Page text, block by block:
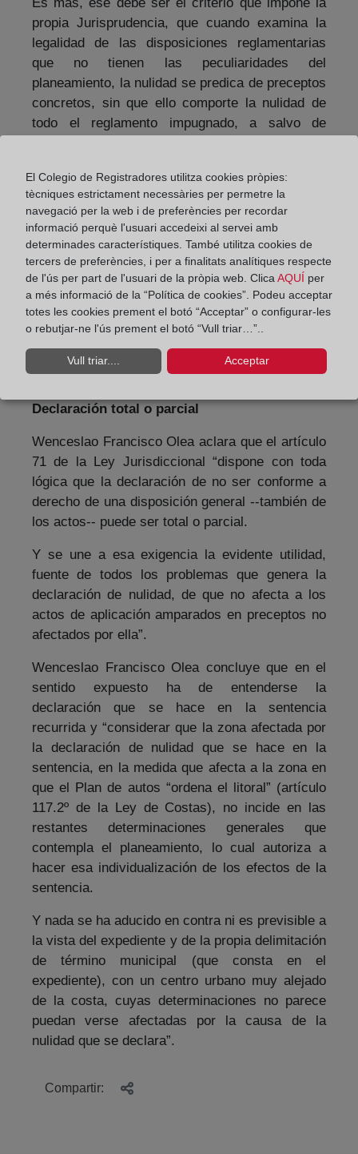
propia Jurisprudencia, que cuando examina la
legalidad de las disposiciones reglamentarias
que no tienen las peculiaridades del
planeamiento, la nulidad se predica de preceptos
concretos, sin que ello comporte la nulidad de
todo el reglamento impugnado, a salvo de
En este sentido, recuerda que la misma
jurisprudencia ofrece múltiples supuestos en
que, instándose por las partes recurrentes la
nulidad de todo un reglamento, las sentencias
terminan por declarar la nulidad solo de algunos
de sus preceptos, la de aquellos que incurran en
los vicios de anulación que para la nulidad de
pleno derecho se establecen en el artículo 47.2º
de la de la Ley del Procedimiento Administrativo
Común de las Administraciones Públicas.
Declaración total o parcial
Wenceslao Francisco Olea aclara que el artículo
71 de la Ley Jurisdiccional “dispone con toda
lógica que la declaración de no ser conforme a
derecho de una disposición general --también de
los actos-- puede ser total o parcial.
Y se une a esa exigencia la evidente utilidad,
fuente de todos los problemas que genera la
declaración de nulidad, de que no afecta a los
actos de aplicación amparados en preceptos no
afectados por ella”.
Wenceslao Francisco Olea concluye que en el
sentido expuesto ha de entenderse la
declaración que se hace en la sentencia
recurrida y “considerar que la zona afectada por
la declaración de nulidad que se hace en la
sentencia, en la medida que afecta a la zona en
que el Plan de autos “ordena el litoral” (artículo
117.2º de la Ley de Costas), no incide en las
restantes determinaciones generales que
contempla el planeamiento, lo cual autoriza a
hacer esa individualización de los efectos de la
sentencia.
Y nada se ha aducido en contra ni es previsible a
la vista del expediente y de la propia delimitación
de término municipal (que consta en el
expediente), con un centro urbano muy alejado
de la costa, cuyas determinaciones no parece
puedan verse afectadas por la causa de la
nulidad que se declara”.
Compartir:
El Colegio de Registradores utilitza cookies pròpies:
tècniques estrictament necessàries per permetre la
navegació per la web i de preferències per recordar
informació perquè l'usuari accedeixi al servei amb
determinades característiques. També utilitza cookies de
tercers de preferències, i per a finalitats analítiques respecte
de l'ús per part de l'usuari de la pròpia web. Clica AQUÍ per
a més informació de la “Política de cookies”. Podeu acceptar
totes les cookies prement el botó “Acceptar” o configurar-les
o rebutjar-ne l'ús prement el botó “Vull triar…”..
Vull triar.... Acceptar